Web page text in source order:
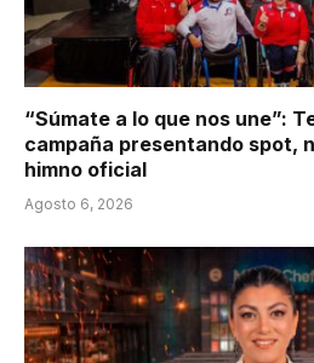
“Súmate a lo que nos une”:
campaña presentando spot,
himno oficial
Agosto 6, 2026